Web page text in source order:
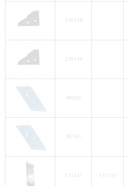
279138
279139
84060
85143
173331 173331